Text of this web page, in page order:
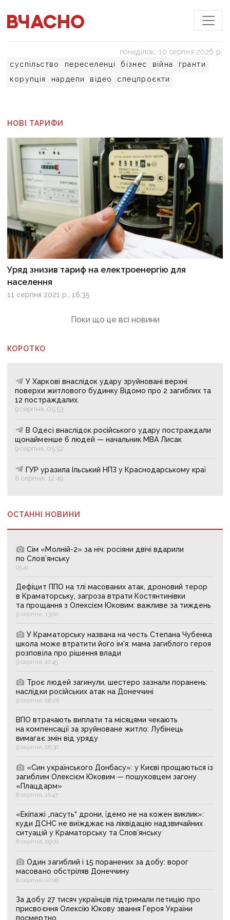
суспільство переселенці бізнес війна
гранти
корупція
нардепи відео спецпроєкти
понеділок, 10 серпня 2026 р.
НОВІ ТАРИФИ
Уряд знизив тариф на електроенергію для
населення
11 серпня 2021 р., 16:35
Поки що це всі новини
КОРОТКО
У Харкові внаслідок удару зруйновані верхні
поверхи житлового будинку Відомо про 2 загиблих та
12 постраждалих.
9 серпня, 05:53
В Одесі внаслідок російського удару постраждали
щонайменше 6 людей — начальник МВА Лисак
9 серпня, 05:52
ГУР уразила Ільський НПЗ у Краснодарському краї
8 серпня, 12:49
ОСТАННІ НОВИНИ
Сім «Молній-2» за ніч: росіяни двічі вдарили
по Слов’янську
05:41
Дефіцит ППО на тлі масованих атак, дроновий терор
в Краматорську, загроза втрати Костянтинівки
та прощання з Олексієм Юковим: важливе за тиждень
9 серпня, 13:00
У Краматорську названа на честь Степана Чубенка
школа може втратити його ім'я: мама загиблого героя
розповіла про рішення влади
9 серпня, 10:45
Троє людей загинули, шестеро зазнали поранень:
наслідки російських атак на Донеччині
9 серпня, 08:28
ВПО втрачають виплати та місяцями чекають
на компенсації за зруйноване житло: Лубінець
вимагає змін від уряду
9 серпня, 06:30
«Син українського Донбасу»: у Києві прощаються із
загиблим Олексієм Юковим — пошуковцем загону
«Плацдарм»
8 серпня, 10:47
«Екіпажі „пасуть“ дрони, їдемо не на кожен виклик»:
куди ДСНС не виїжджає на ліквідацію надзвичайних
ситуацій у Краматорську та Слов’янську
8 серпня, 09:00
Один загиблий і 15 поранених за добу: ворог
масовано обстріляв Донеччину
8 серпня, 07:08
За добу 27 тисяч українців підтримали петицію про
присвоєння Олексію Юкову звання Героя України
посмертно